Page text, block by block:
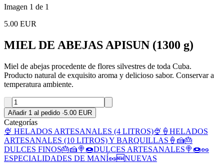
Imagen 1 de 1
5.00 EUR
MIEL DE ABEJAS APISUN (1300 g)
Miel de abejas procedente de flores silvestres de toda Cuba.
Producto natural de exquisito aroma y delicioso sabor. Conservar a
temperatura ambiente.
Añadir 1 al pedido ·5.00 EUR
Categorías
🍨 HELADOS ARTESANALES (4 LITROS)🍨 🍦HELADOS
ARTESANALES (10 LITROS) Y BARQUILLAS🍦 🍰🎂
DULCES FINOS🎂🍰🍭🍩DULCES ARTESANALES🍭🍩🥜
ESPECIALIDADES DE MANÍ🥜🆕NUEVAS